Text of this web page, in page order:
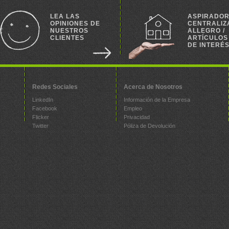
LEA LAS
OPINIONES DE
NUESTROS
CLIENTES
ALLEGRO /
ARTÍCULOS
DE INTERÉS
Redes Sociales
LinkedIn
Facebook
Flicker
Twitter
Acerca de Nosotros
Información de la Empresa
Empleo
Privacidad
Póliza de Devolución